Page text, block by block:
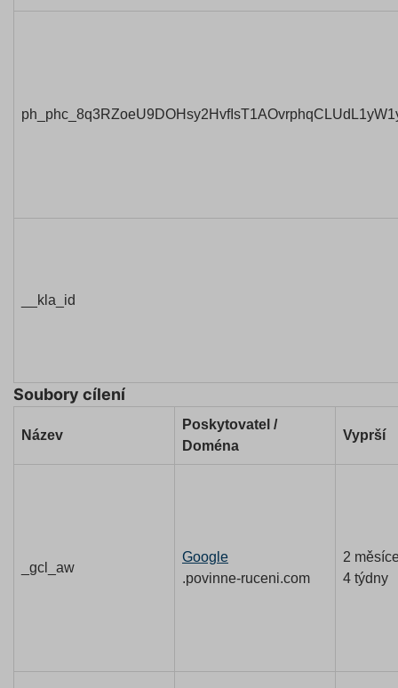
__kla_id
Soubory cílení
Název
Poskytovatel /
Doména
Vyprší
_gcl_aw
Google
.povinne-ruceni.com
2
4 týdny